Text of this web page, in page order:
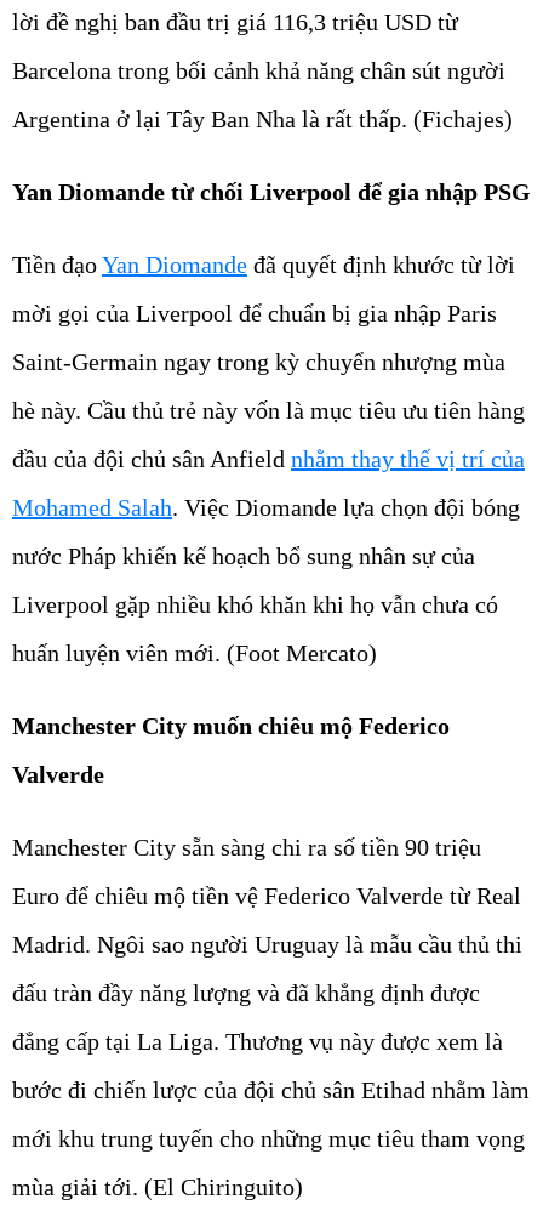
lời đề nghị ban đầu trị giá 116,3 triệu USD từ
Barcelona trong bối cảnh khả năng chân sút người
Argentina ở lại Tây Ban Nha là rất thấp. (Fichajes)
Yan Diomande từ chối Liverpool để gia nhập PSG
Tiền đạoYan Diomande đã quyết định khước từ lời
mời gọi của Liverpool để chuẩn bị gia nhập Paris
Saint-Germain ngay trong kỳ chuyển nhượng mùa
hè này. Cầu thủ trẻ này vốn là mục tiêu ưu tiên hàng
đầu của đội chủ sân Anfield nhằm thay thế vị trí của
Mohamed Salah. Việc Diomande lựa chọn đội bóng
nước Pháp khiến kế hoạch bổ sung nhân sự của
Liverpool gặp nhiều khó khăn khi họ vẫn chưa có
huấn luyện viên mới. (Foot Mercato)
Manchester City muốn chiêu mộ Federico
Valverde
Manchester City sẵn sàng chi ra số tiền 90 triệu
Euro để chiêu mộ tiền vệ Federico Valverde từ Real
Madrid. Ngôi sao người Uruguay là mẫu cầu thủ thi
đấu tràn đầy năng lượng và đã khẳng định được
đẳng cấp tại La Liga. Thương vụ này được xem là
bước đi chiến lược của đội chủ sân Etihad nhằm làm
mới khu trung tuyến cho những mục tiêu tham vọng
mùa giải tới. (El Chiringuito)